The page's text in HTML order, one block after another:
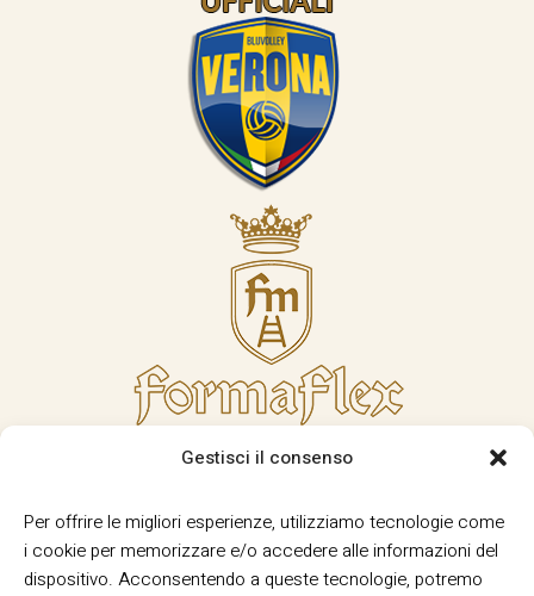
Gestisci il consenso
Per offrire le migliori esperienze, utilizziamo tecnologie come
i cookie per memorizzare e/o accedere alle informazioni del
dispositivo. Acconsentendo a queste tecnologie, potremo